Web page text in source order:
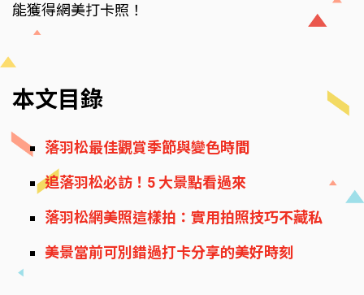
能獲得網美打卡照！
本文目錄
落羽松最佳觀賞季節與變色時間
追落羽松必訪！5 大景點看過來
落羽松網美照這樣拍：實用拍照技巧不藏私
美景當前可別錯過打卡分享的美好時刻